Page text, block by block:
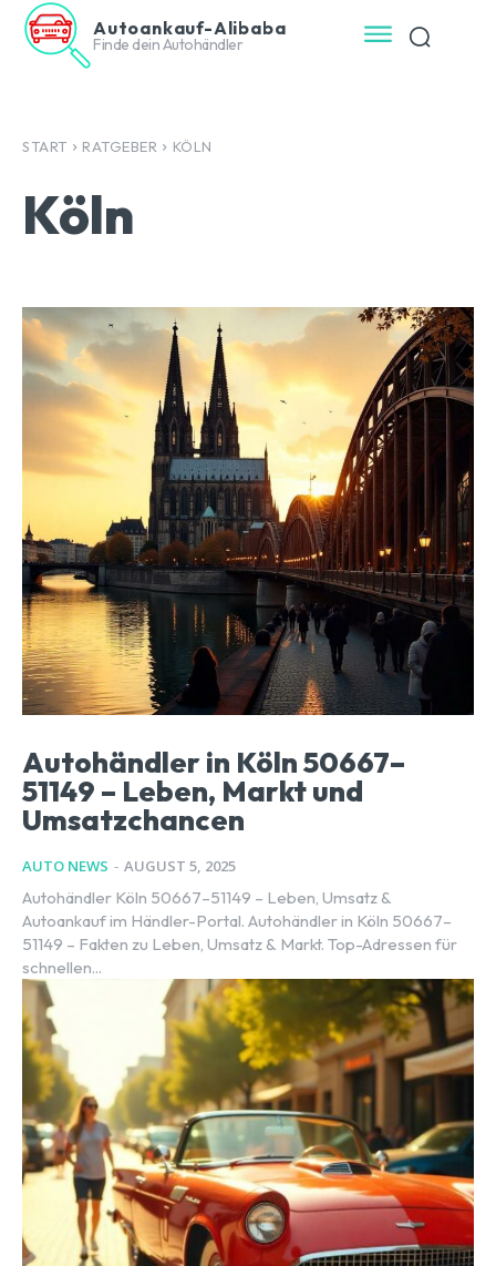
Autoankauf-Alibaba
Finde dein Autohändler
START RATGEBER KÖLN
Köln
Autohändler in Köln 50667–
51149 – Leben, Markt und
Umsatzchancen
AUTO NEWS - AUGUST 5, 2025
Autohändler Köln 50667–51149 – Leben, Umsatz &
Autoankauf im Händler-Portal. Autohändler in Köln 50667–
51149 – Fakten zu Leben, Umsatz & Markt. Top-Adressen für
schnellen...